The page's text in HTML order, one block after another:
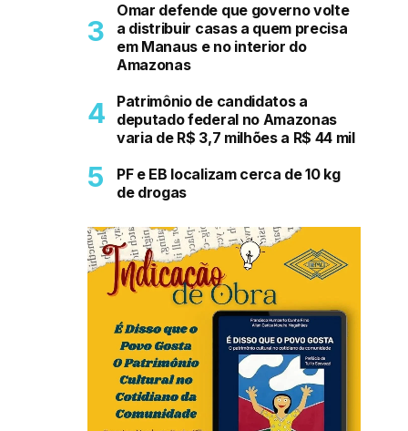
Omar defende que governo volte
a distribuir casas a quem precisa
em Manaus e no interior do
Amazonas
Patrimônio de candidatos a
deputado federal no Amazonas
varia de R$ 3,7 milhões a R$ 44 mil
PF e EB localizam cerca de 10 kg
de drogas